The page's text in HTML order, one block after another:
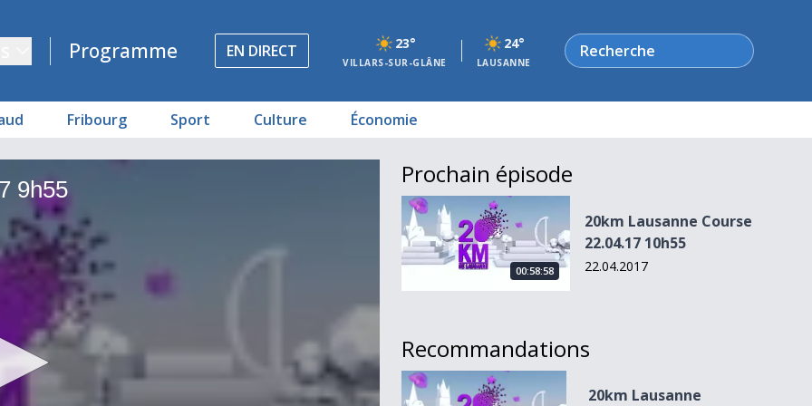
Programme EN DIRECT 23°
VILLARS-SUR-GLÂNE
24°
LAUSANNE
Rechercher
Fribourg Sport Culture Économie
9h55
Prochain épisode
20km Lausanne Course 22.04.17 10h55
00:58:58
20km Lausanne Course
22.04.17 10h55
22.04.2017
Recommandations
20km Lausanne Course 23.04.17 11h50
20km Lausanne